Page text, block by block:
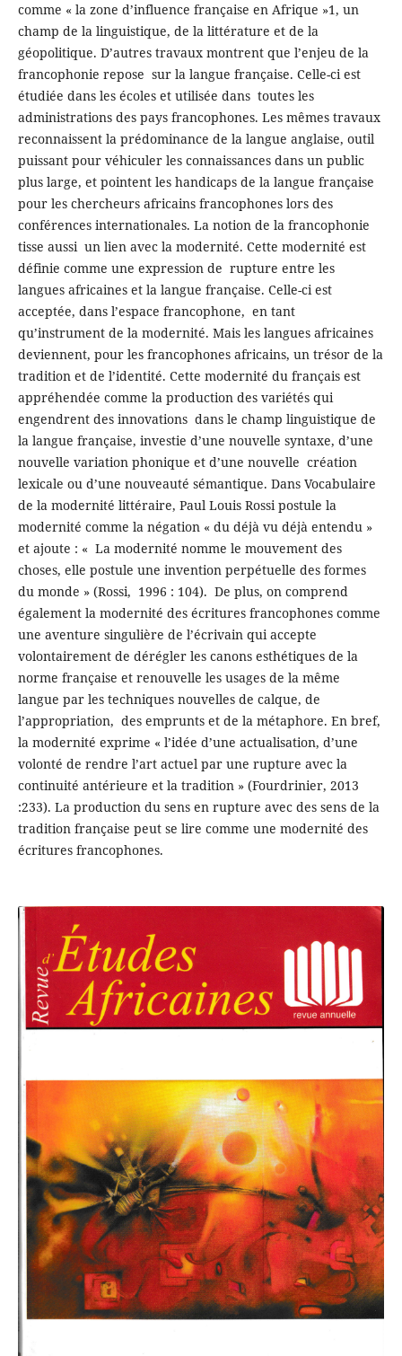
comme « la zone d’influence française en Afrique »1, un
champ de la linguistique, de la littérature et de la
géopolitique. D’autres travaux montrent que l’enjeu de la
francophonie repose sur la langue française. Celle-ci est
étudiée dans les écoles et utilisée dans toutes les
administrations des pays francophones. Les mêmes travaux
reconnaissent la prédominance de la langue anglaise, outil
puissant pour véhiculer les connaissances dans un public
plus large, et pointent les handicaps de la langue française
pour les chercheurs africains francophones lors des
conférences internationales. La notion de la francophonie
tisse aussi un lien avec la modernité. Cette modernité est
définie comme une expression de rupture entre les
langues africaines et la langue française. Celle-ci est
acceptée, dans l’espace francophone, en tant
qu’instrument de la modernité. Mais les langues africaines
deviennent, pour les francophones africains, un trésor de la
tradition et de l’identité. Cette modernité du français est
appréhendée comme la production des variétés qui
engendrent des innovations dans le champ linguistique de
la langue française, investie d’une nouvelle syntaxe, d’une
nouvelle variation phonique et d’une nouvelle création
lexicale ou d’une nouveauté sémantique. Dans Vocabulaire
de la modernité littéraire, Paul Louis Rossi postule la
modernité comme la négation « du déjà vu déjà entendu »
et ajoute : « La modernité nomme le mouvement des
choses, elle postule une invention perpétuelle des formes
du monde » (Rossi, 1996 : 104). De plus, on comprend
également la modernité des écritures francophones comme
une aventure singulière de l’écrivain qui accepte
volontairement de dérégler les canons esthétiques de la
norme française et renouvelle les usages de la même
langue par les techniques nouvelles de calque, de
l’appropriation, des emprunts et de la métaphore. En bref,
la modernité exprime « l’idée d’une actualisation, d’une
volonté de rendre l’art actuel par une rupture avec la
continuité antérieure et la tradition » (Fourdrinier, 2013
:233). La production du sens en rupture avec des sens de la
tradition française peut se lire comme une modernité des
écritures francophones.